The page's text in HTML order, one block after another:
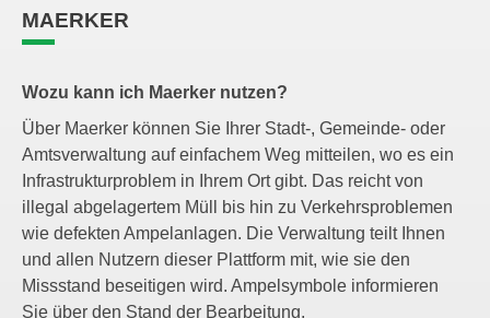
MAERKER
Wozu kann ich Maerker nutzen?
Über Maerker können Sie Ihrer Stadt-, Gemeinde- oder
Amtsverwaltung auf einfachem Weg mitteilen, wo es ein
Infrastrukturproblem in Ihrem Ort gibt. Das reicht von
illegal abgelagertem Müll bis hin zu Verkehrsproblemen
wie defekten Ampelanlagen. Die Verwaltung teilt Ihnen
und allen Nutzern dieser Plattform mit, wie sie den
Missstand beseitigen wird. Ampelsymbole informieren
Sie über den Stand der Bearbeitung.